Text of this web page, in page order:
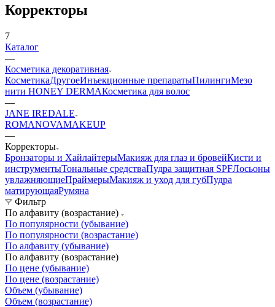
Корректоры
7
Каталог
—
Косметика декоративная
КосметикаДругоеИнъекционные препаратыПилингиМезо
нити HONEY DERMAКосметика для волос
—
JANE IREDALE
ROMANOVAMAKEUP
—
Корректоры
Бронзаторы и ХайлайтерыМакияж для глаз и бровейКисти и
инструментыТональные средстваПудра защитная SPFЛосьоны
увлажняющиеПраймерыМакияж и уход для губПудра
матирующаяРумяна
Фильтр
По алфавиту (возрастание)
По популярности (убывание)
По популярности (возрастание)
По алфавиту (убывание)
По алфавиту (возрастание)
По цене (убывание)
По цене (возрастание)
Объем (убывание)
Объем (возрастание)